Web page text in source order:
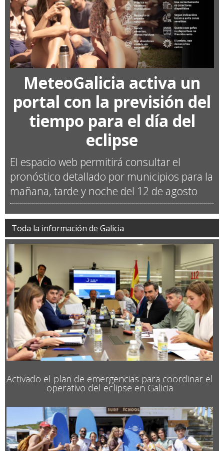
MeteoGalicia activa un
portal con la previsión del
tiempo para el día del
eclipse
El espacio web permitirá consultar el
pronóstico detallado por municipios para la
mañana, tarde y noche del 12 de agosto
Toda la información de Galicia
Activado el plan de emergencias para coordinar el
operativo del eclipse en Galicia